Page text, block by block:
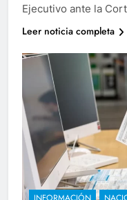
Ejecutivo ante la
Leer noticia completa